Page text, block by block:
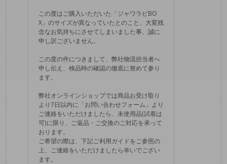
この度はご購入いただいた「ジャワラビBO
X」のサイズが異なっていたとのこと、大変残
念なお気持ちにさせてしまいました事、誠に
申し訳ございません。
この度の件につきまして、弊社物流担当者へ
申し伝え、検品時の確認の徹底に努めて参り
ます。
弊社オンラインショップでは商品お受け取り
より7日以内に「お問い合わせフォーム」より
ご連絡をいただけましたら、未使用品(試着は
可)に限り、ご返品・ご交換のご対応を承って
おります。
ご希望の際は、下記ご利用ガイドをご参照の
上、ご連絡をいただけましたら幸いでござい
ます。